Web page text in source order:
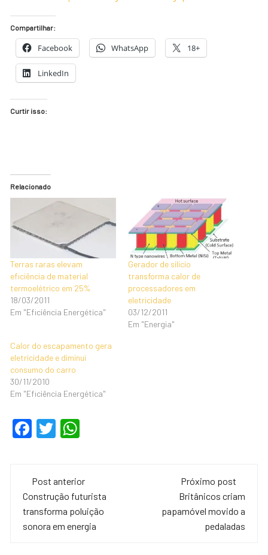
Compartilhar:
Facebook WhatsApp 18+
LinkedIn
Curtir isso:
Relacionado
Terras raras elevam
eficiência de material
termoelétrico em 25%
18/03/2011
Em "Eficiência Energética"
Gerador de silício
transforma calor de
processadores em
eletricidade
03/12/2011
Em "Energia"
Calor do escapamento gera
eletricidade e diminui
consumo do carro
30/11/2010
Em "Eficiência Energética"
F
e
b
o
T
er s
A
p
Navegação
de
post
Post anterior
Construção futurista
transforma poluição
sonora em energia
Próximo post
Britânicos criam
papamóvel movido a
pedaladas